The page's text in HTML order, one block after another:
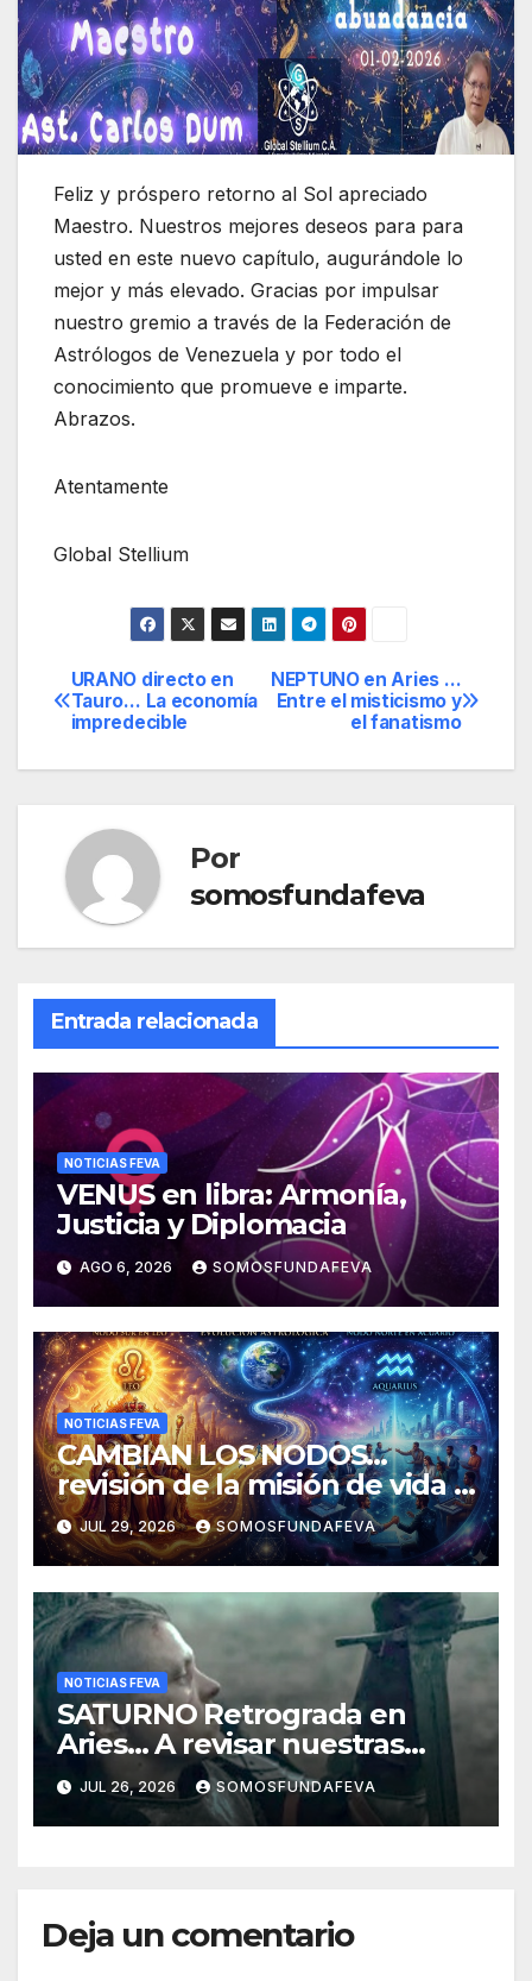
Feliz y próspero retorno al Sol apreciado
Maestro. Nuestros mejores deseos para para
usted en este nuevo capítulo, augurándole lo
mejor y más elevado. Gracias por impulsar
nuestro gremio a través de la Federación de
Astrólogos de Venezuela y por todo el
conocimiento que promueve e imparte.
Abrazos.
Atentamente
Global Stellium
Navegación
de
NEPTUNO en Aries …
Entre el misticismo y
el fanatismo
URANO directo en
Tauro… La economía
impredecible
Por
somosfundafeva
Entrada relacionada
NOTICIAS FEVA
VENUS en libra: Armonía,
Justicia y Diplomacia
AGO 6, 2026 SOMOSFUNDAFEVA
NOTICIAS FEVA
CAMBIAN LOS NODOS…
revisión de la misión de vida y
experiencias
JUL 29, 2026 SOMOSFUNDAFEVA
NOTICIAS FEVA
SATURNO Retrograda en
Aries… A revisar nuestras
acciones pasadas y pensar
mejor las futuras
JUL 26, 2026 SOMOSFUNDAFEVA
Deja un comentario